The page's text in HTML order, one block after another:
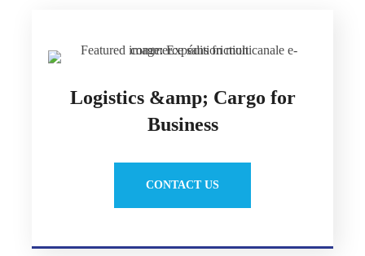
Logistics &amp; Cargo for
Business
CONTACT US